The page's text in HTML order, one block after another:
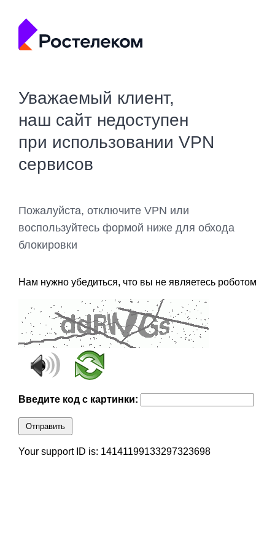
Уважаемый клиент,
наш сайт недоступен
при использовании VPN
сервисов
Пожалуйста, отключите VPN или
воспользуйтесь формой ниже для обхода
блокировки
Нам нужно убедиться, что вы не являетесь роботом
Введите код с картинки:
Отправить
Your support ID is: 14141199133297323698